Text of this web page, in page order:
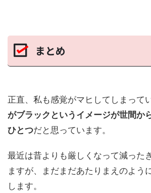
まとめ
正直、私も感覚がマヒしてしまって
がブラックというイメージが世間か
ひとつだと思っています。
最近は昔よりも厳しくなって減った
ますが、まだまだあたりまえのよう
します。